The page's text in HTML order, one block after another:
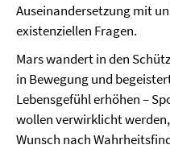
Auseinandersetzung mit
existenziellen Fragen.
Mars wandert in den
in Bewegung und
Lebensgefühl erhöhen –
wollen verwirklicht
Wunsch nach